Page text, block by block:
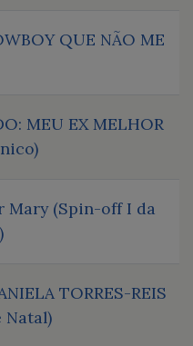
QUE NÃO ME
MEU EX MELHOR
Mary (Spin-off I da
TORRES-REIS
Natal)